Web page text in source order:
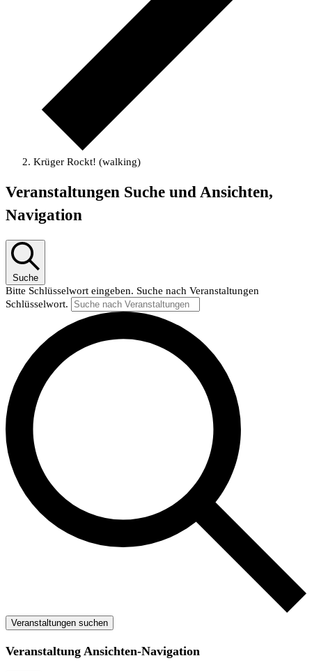
Krüger Rockt! (walking)
Veranstaltungen
Veranstaltungen Suche und Ansichten,
Navigation
Suche
Bitte Schlüsselwort eingeben. Suche nach Veranstaltungen
Schlüsselwort.
Veranstaltungen suchen
Veranstaltung Ansichten-Navigation